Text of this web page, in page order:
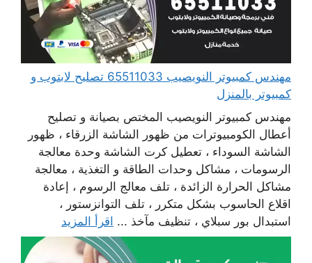
مهندس كمبيوتر النويصيب 65511033 تصليح لابتوب و
كمبيوتر بالمنزل
مهندس كمبيوتر النويصيب المختص بصيانة و تصليح
أعطال الكومبيوترات من ظهور الشاشة الزرقاء ، ظهور
الشاشة السوداء ، تعطيل كرت الشاشة وحدة معالجة
الرسومات ، مشاكل وحدات الطاقة و التغذية ، معالجة
مشاكل الحرارة الزائدة ، تلف معالج الرسوم ، إعادة
اقلاع الحاسوب بشكل متكرر ، تلف التوانزستور ،
استبدال بور سبلاي ، تنظيف مآخذ ... اقرأ المزيد